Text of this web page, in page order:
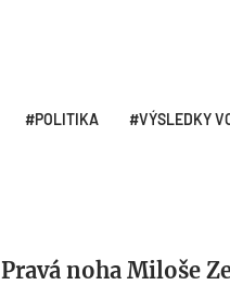
POLITIKA
VÝSLEDKY
Pravá noha Miloše